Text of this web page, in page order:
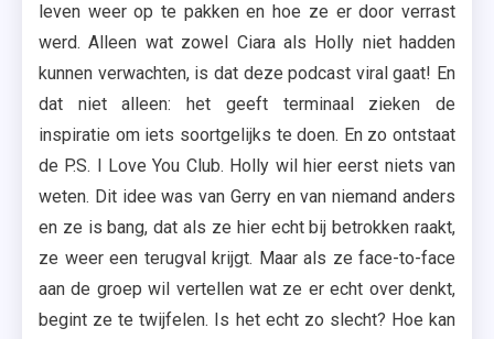
leven weer op te pakken en hoe ze er door verrast
werd. Alleen wat zowel Ciara als Holly niet hadden
kunnen verwachten, is dat deze podcast viral gaat! En
dat niet alleen: het geeft terminaal zieken de
inspiratie om iets soortgelijks te doen. En zo ontstaat
de P.S. I Love You Club. Holly wil hier eerst niets van
weten. Dit idee was van Gerry en van niemand anders
en ze is bang, dat als ze hier echt bij betrokken raakt,
ze weer een terugval krijgt. Maar als ze face-to-face
aan de groep wil vertellen wat ze er echt over denkt,
begint ze te twijfelen. Is het echt zo slecht? Hoe kan